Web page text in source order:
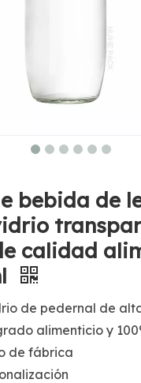
bebida de
calidad
de pedernal de
alimenticio y
de fábrica